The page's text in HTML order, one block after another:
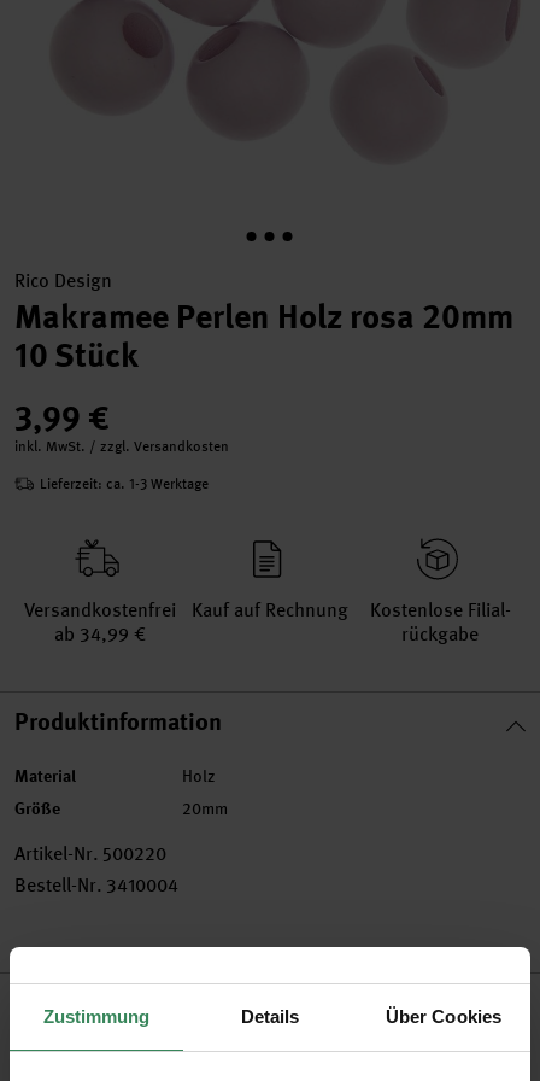
Zustimmung Details Über Cookies
Rico Design
Makramee Perlen Holz rosa 20mm
10 Stück
3,99 €
inkl. MwSt. / zzgl. Versandkosten
Lieferzeit: ca. 1-3 Werktage
Versand­kosten­frei
ab 34,99 €
Kauf auf Rechnung
Kosten­lose Filial­
rückgabe
Produktinformation
Material Holz
Größe 20mm
Artikel-Nr. 500220
Bestell-Nr. 3410004
Produktbeschreibung